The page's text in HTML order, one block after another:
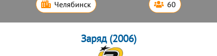
Челябинск 60
Заряд (2006)